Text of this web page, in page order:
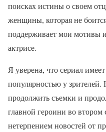
поисках истины о своем
женщины, которая не
поддерживает мои мотивы
актрисе.
Я уверена, что сериал
популярностью у зрителей.
продолжить съемки и
главной героини во втором
нетерпением новостей от